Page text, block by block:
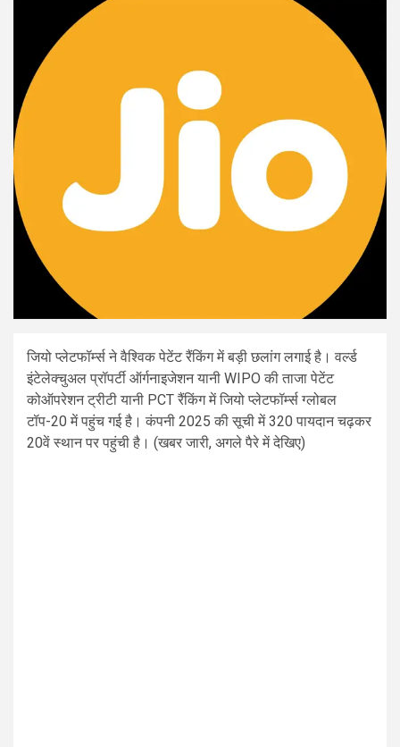
जियो प्लेटफॉर्म्स ने वैश्विक पेटेंट रैंकिंग में बड़ी छलांग लगाई है। वर्ल्ड
इंटेलेक्चुअल प्रॉपर्टी ऑर्गनाइजेशन यानी WIPO की ताजा पेटेंट
कोऑपरेशन ट्रीटी यानी PCT रैंकिंग में जियो प्लेटफॉर्म्स ग्लोबल
टॉप-20 में पहुंच गई है। कंपनी 2025 की सूची में 320 पायदान चढ़कर
20वें स्थान पर पहुंची है। (खबर जारी, अगले पैरे में देखिए)